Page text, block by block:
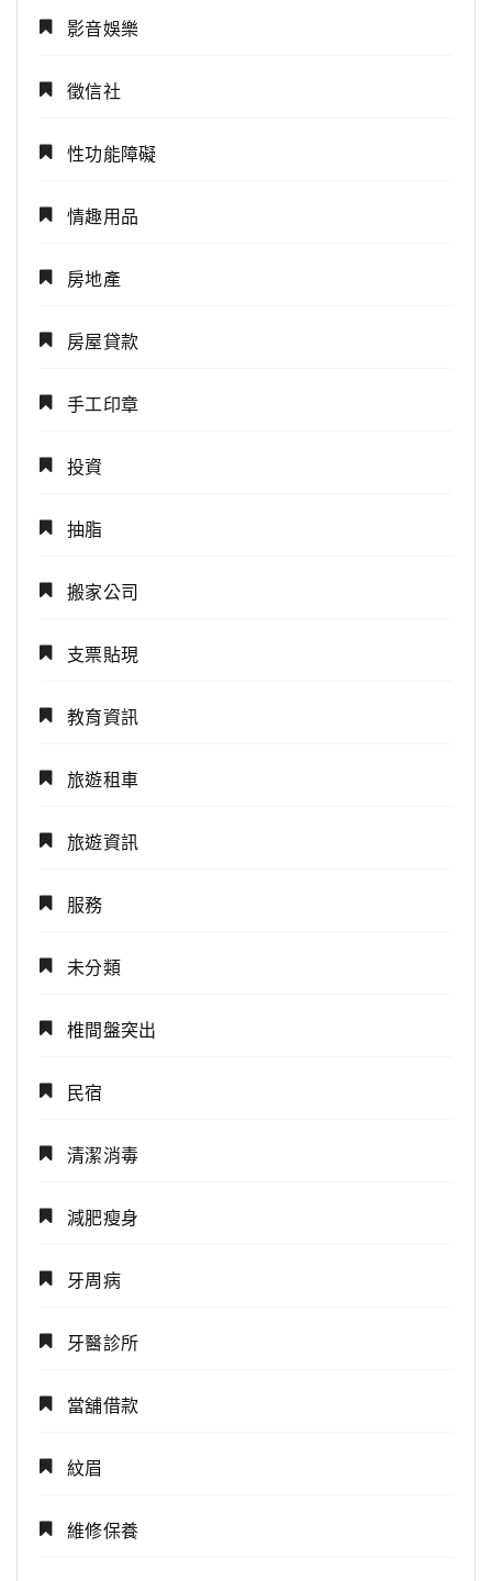
影音娛樂
徵信社
性功能障礙
情趣用品
房地產
房屋貸款
手工印章
投資
抽脂
搬家公司
支票貼現
教育資訊
旅遊租車
旅遊資訊
服務
未分類
椎間盤突出
民宿
清潔消毒
減肥瘦身
牙周病
牙醫診所
當舖借款
紋眉
維修保養